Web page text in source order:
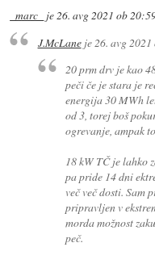
_marc_ je26. avg 2021 ob
J.McLaneje26. avg
20 prm drv je kao
peči če je stara je
energija 30 MWh
od 3, torej boš
ogrevanje, ampak
18 kW TČ je lahko
pa pride 14 dni
več več dosti. Sam
pripravljen v
morda možnost
peč.